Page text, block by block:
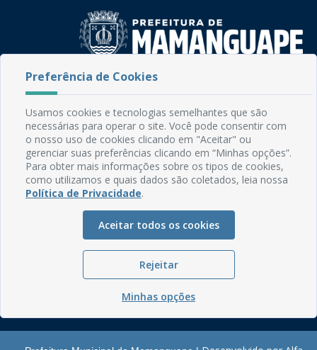
Fone: (83) 3292-2246
Email: comunicacao@mamanguape.pb.gov.br
Expediente: Segunda à Sexta, das 08h às 13h
Mapa do Site
Perguntas frequentes
Manual de Navegação
Glossário
Ouvidoria
Política de Privacidade
Preferência de Cookies
Usamos cookies e tecnologias semelhantes que são
necessárias para operar o site. Você pode consentir com
o nosso uso de cookies clicando em "Aceitar" ou
gerenciar suas preferências clicando em “Minhas opções”.
Para obter mais informações sobre os tipos de cookies,
como utilizamos e quais dados são coletados, leia nossa
Política de Privacidade.
Aceitar todos os cookies
Rejeitar
Minhas opções